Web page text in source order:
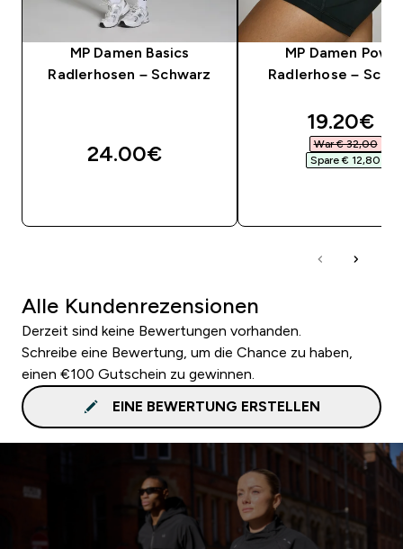
MP Damen Basics
Radlerhosen – Schwarz
24.00€‎
MP Damen
Radlerhose –
19.20€‎
War € 32,00‎
Spare € 12,80‎
Alle Kundenrezensionen
Derzeit sind keine Bewertungen vorhanden.
Schreibe eine Bewertung, um die Chance zu haben,
einen €100 Gutschein zu gewinnen.
EINE BEWERTUNG ERSTELLEN